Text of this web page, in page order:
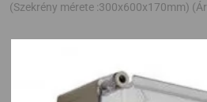
(Szekrény mérete :300x600x170mm)